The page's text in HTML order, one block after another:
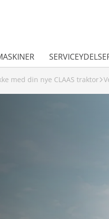
med din nye CLAAS traktor